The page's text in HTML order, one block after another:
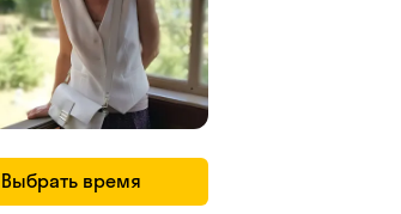
Выбрать время